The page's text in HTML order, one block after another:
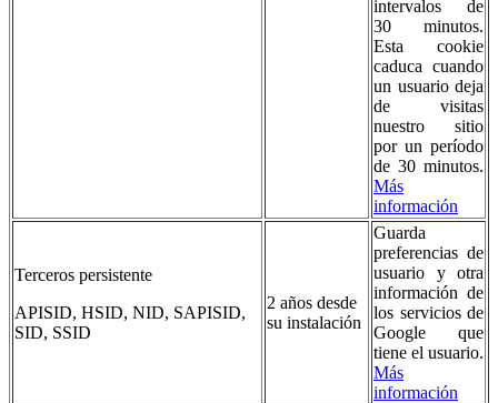
intervalos de
30 minutos.
Esta cookie
caduca cuando
un usuario deja
de visitas
nuestro sitio
por un período
de 30 minutos.
Más
información
Terceros persistente
APISID, HSID, NID, SAPISID,
SID, SSID
2 años desde
su instalación
Guarda
preferencias de
usuario y otra
información de
los servicios de
Google que
tiene el usuario.
Más
información